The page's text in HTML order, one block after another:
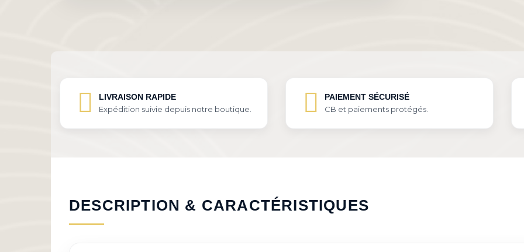
LIVRAISON RAPIDE
Expédition suivie depuis notre boutique.
PAIEMENT SÉCURISÉ
CB et paiements protégés.
DESCRIPTION & CARACTÉRISTIQUES